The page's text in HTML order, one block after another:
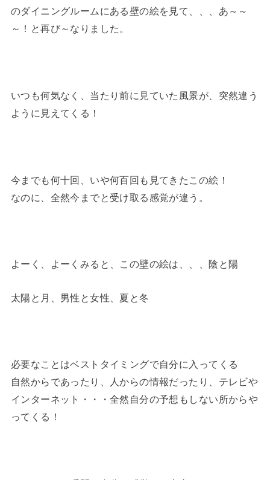
のダイニングルームにある壁の絵を見て、、、あ～～
～！と再び～なりました。
いつも何気なく、当たり前に見ていた風景が、突然違う
ように見えてくる！
今までも何十回、いや何百回も見てきたこの絵！
なのに、全然今までと受け取る感覚が違う。
よーく、よーくみると、この壁の絵は、、、陰と陽
太陽と月、男性と女性、夏と冬
必要なことはベストタイミングで自分に入ってくる
自然からであったり、人からの情報だったり、テレビや
インターネット・・・全然自分の予想もしない所からや
ってくる！